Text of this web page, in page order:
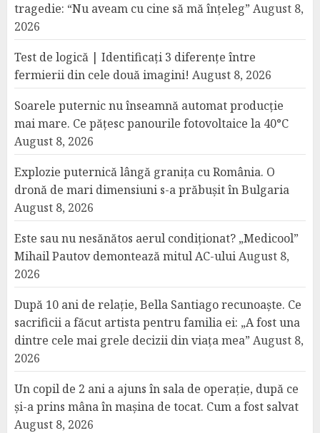
tragedie: “Nu aveam cu cine să mă înțeleg” August 8,
2026
Test de logică | Identificați 3 diferențe între
fermierii din cele două imagini! August 8, 2026
Soarele puternic nu înseamnă automat producție
mai mare. Ce pățesc panourile fotovoltaice la 40°C
August 8, 2026
Explozie puternică lângă granița cu România. O
dronă de mari dimensiuni s-a prăbușit în Bulgaria
August 8, 2026
Este sau nu nesănătos aerul condiționat? „Medicool”
Mihail Pautov demontează mitul AC-uluiAugust 8,
2026
După 10 ani de relație, Bella Santiago recunoaște. Ce
sacrificii a făcut artista pentru familia ei: „A fost una
dintre cele mai grele decizii din viața mea” August 8,
2026
Un copil de 2 ani a ajuns în sala de operație, după ce
și-a prins mâna în mașina de tocat. Cum a fost salvat
August 8, 2026